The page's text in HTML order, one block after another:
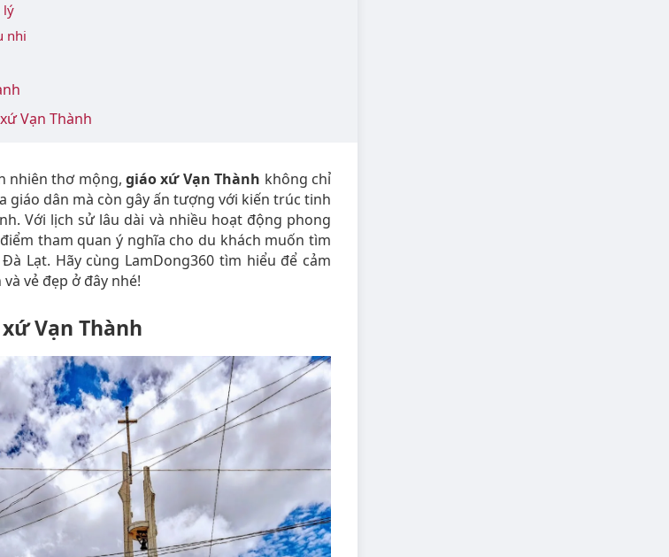
lý
nhi
Vạn Thành
nhiên thơ mộng,giáo xứ Vạn Thành không chỉ
giáo dân mà còn gây ấn tượng với kiến trúc tinh
Với lịch sử lâu dài và nhiều hoạt động phong
tham quan ý nghĩa cho du khách muốn tìm
Lạt. Hãy cùng LamDong360 tìm hiểu để cảm
vẻ đẹp ở đây nhé!
Vạn Thành